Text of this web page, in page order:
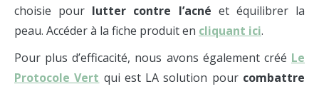
choisie pour lutter contre l’acné et équilibrer la
peau. Accéder à la fiche produit en cliquant ici.
Pour plus d’efficacité, nous avons également créé Le
Protocole Vert qui est LA solution pour combattre